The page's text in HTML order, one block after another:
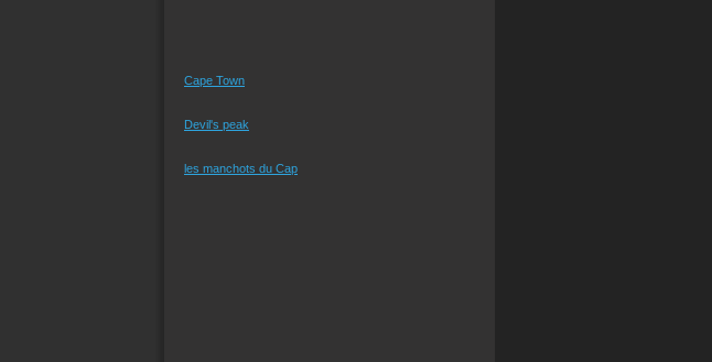
Cape Town
Devil's peak
les manchots du Cap